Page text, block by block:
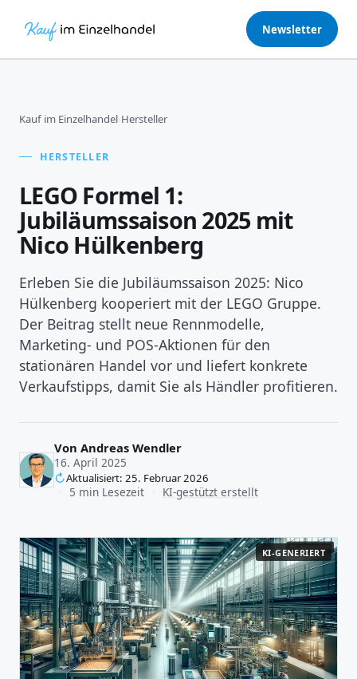
Newsletter
Kauf im Einzelhandel›Hersteller
HERSTELLER
LEGO Formel 1:
Jubiläumssaison 2025 mit
Nico Hülkenberg
Erleben Sie die Jubiläumssaison 2025: Nico
Hülkenberg kooperiert mit der LEGO Gruppe.
Der Beitrag stellt neue Rennmodelle,
Marketing- und POS-Aktionen für den
stationären Handel vor und liefert konkrete
Verkaufstipps, damit Sie als Händler profitieren.
Von Andreas Wendler
16. April 2025
Aktualisiert: 25. Februar 2026
5 min Lesezeit KI-gestützt erstellt
KI-GENERIERT